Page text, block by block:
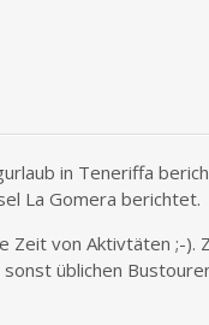
in Teneriffa
La Gomera berichtet.
von Aktivtäten ;-
üblichen